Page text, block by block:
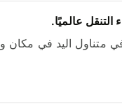
عالميًا.
متناول اليد في مكان